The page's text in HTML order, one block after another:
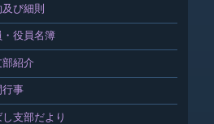
及び細則
・役員名簿
紹介
事
し支部だより